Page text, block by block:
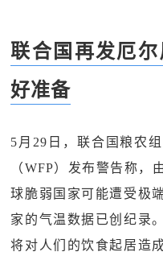
联合国再发厄
好准备
5月29日，联合国粮农
（WFP）发布警告称，
球脆弱国家可能遭受极
家的气温数据已创纪录
将对人们的饮食起居造